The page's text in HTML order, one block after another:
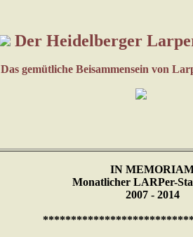
Der Heidelberger
Das gemütliche Beisammensein von
IN
Monatlicher LARPer-
2007 - 2014